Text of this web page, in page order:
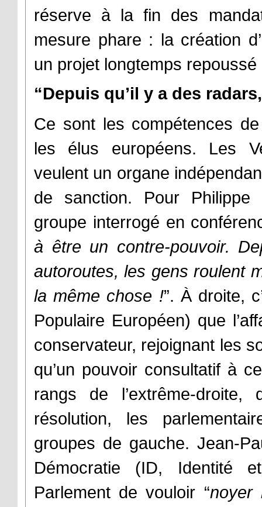
réserve à la fin des
mesure phare : la création
un projet longtemps
“Depuis qu’il y a des
Ce sont les compétences
les élus européens. Les
veulent un organe
de sanction. Pour Philippe
groupe interrogé en
à être un contre-pouvoir.
autoroutes, les gens roulent
la même chose !”. À droite,
Populaire Européen) que
conservateur, rejoignant les
qu’un pouvoir consultatif à
rangs de l’extrême-
résolution, les
groupes de gauche. Jean-
Démocratie (ID, Identité
Parlement de vouloir “noyer